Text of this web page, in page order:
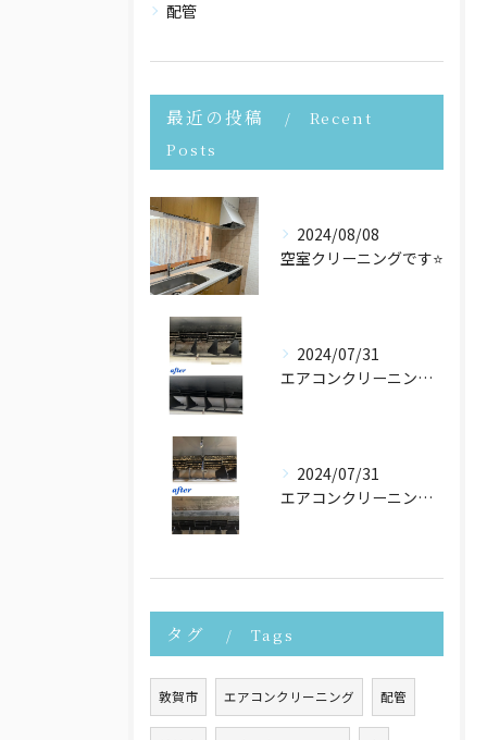
配管
最近の投稿
Recent
Posts
2024/08/08
空室クリーニングです⭐️
2024/07/31
エアコンクリーニングさせて頂きました！
2024/07/31
エアコンクリーニングたくさんご依頼頂いております！
タグ Tags
敦賀市 エアコンクリーニング 配管